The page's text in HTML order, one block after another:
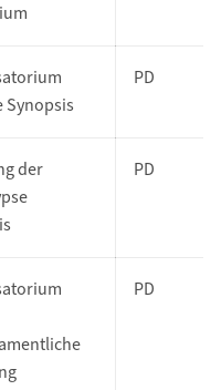
Synopsis
PD
der
PD
PD